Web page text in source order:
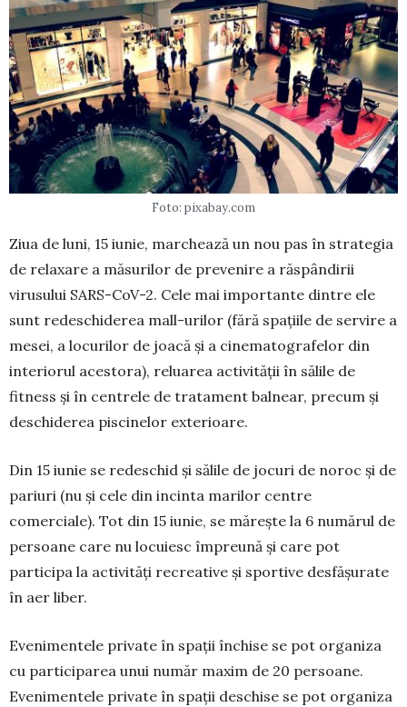
Foto: pixabay.com
Ziua de luni, 15 iunie, marchează un nou pas în strategia
de relaxare a măsurilor de prevenire a răspândirii
virusului SARS-CoV-2. Cele mai importante dintre ele
sunt redeschiderea mall-urilor (fără spațiile de servire a
mesei, a locurilor de joacă și a cinematografelor din
interiorul acestora), reluarea activității în sălile de
fitness și în centrele de tratament balnear, precum și
deschiderea piscinelor exterioare.
Din 15 iunie se redeschid și sălile de jocuri de noroc și de
pariuri (nu și cele din incinta marilor centre
comerciale). Tot din 15 iunie, se măreşte la 6 numărul de
persoane care nu locuiesc împreună şi care pot
participa la activităţi recreative şi sportive desfăşurate
în aer liber.
Evenimentele private în spaţii închise se pot organiza
cu participarea unui număr maxim de 20 persoane.
Evenimentele private în spaţii deschise se pot organiza